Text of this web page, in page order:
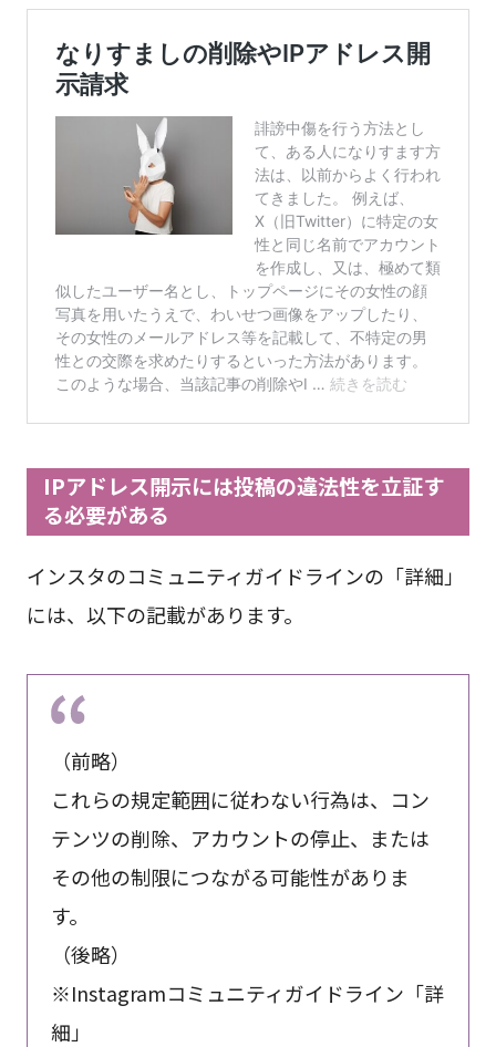
IPアドレス開示には投稿の違法性を立証す
る必要がある
インスタのコミュニティガイドラインの「詳細」
には、以下の記載があります。
（前略）
これらの規定範囲に従わない行為は、コン
テンツの削除、アカウントの停止、または
その他の制限につながる可能性がありま
す。
（後略）
※Instagramコミュニティガイドライン「詳
細」